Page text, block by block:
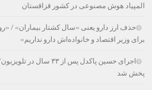
المپیاد هوش مصنوعی در کشور قزاقستان
حذف ارز دارو یعنی «سال کشتار بیماران» /
برای وزیر اقتصاد و خانواده‌اش دارو نداریم»
اجرای حسین پاکدل پس از ۳۳
پخش شد